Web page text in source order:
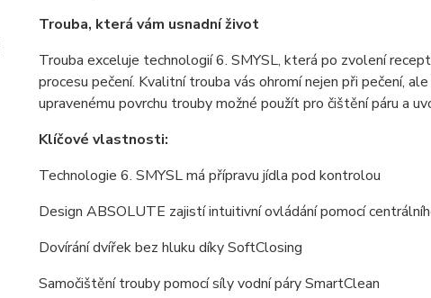
Trouba, která vám usnadní život
Trouba exceluje technologií 6. SMYSL, která po zvolení
procesu pečení. Kvalitní trouba vás ohromí nejen při pečení,
upravenému povrchu trouby možné použít pro čištění páru a
Klíčové vlastnosti:
Technologie 6. SMYSL má přípravu jídla pod kontrolou
Design ABSOLUTE zajistí intuitivní ovládání pomocí
Dovírání dvířek bez hluku díky SoftClosing
Samočištění trouby pomocí síly vodní páry SmartClean